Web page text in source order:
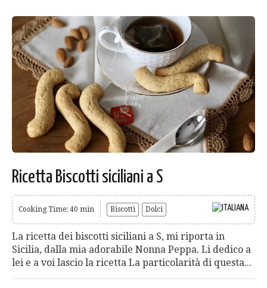
Ricetta Biscotti siciliani a S
Cooking Time: 40 min Biscotti Dolci
La ricetta dei biscotti siciliani a S, mi riporta in
Sicilia, dalla mia adorabile Nonna Peppa. Li dedico a
lei e a voi lascio la ricetta La particolarità di questa...